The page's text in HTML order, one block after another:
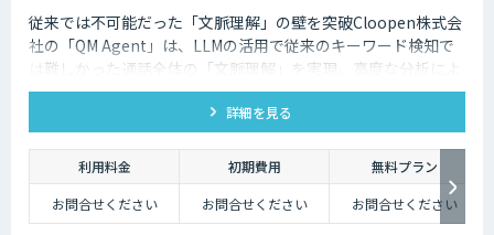
従来では不可能だった「文脈理解」の壁を突破Cloopen株式会
社の「QM Agent」は、LLMの活用で従来のキーワード検知で
は難しかった通話全体の「文脈理解」を実現。高度な分析によ
り、コンテキストを汲み取った精度の高い品質チェックを可能
詳細を見る
利用料金 初期費用
無料プラン
お問合せください
お問合せください お問合せください